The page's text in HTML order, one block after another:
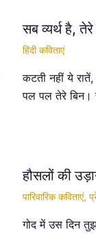
सब व्यर्थ है, तेरे
हिंदी कविताएं
कटती नहीं ये
पल पल तेरे बिन।
हौसलों की
पारिवारिक कविताएं,
गोद में उस दिन